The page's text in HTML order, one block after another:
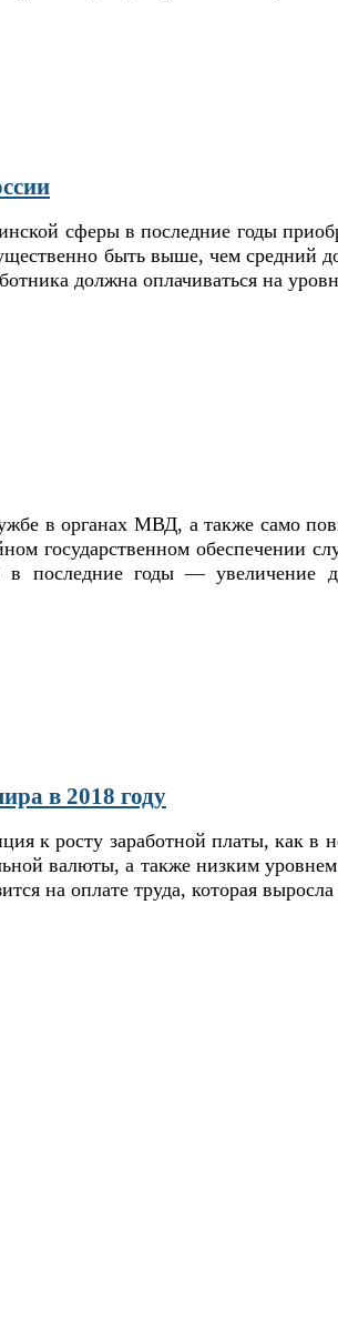
сферы в последние годы
быть выше, чем средний
должна оплачиваться на
в органах МВД, а также само
государственном
годы — увеличение
в 2018 году
к росту заработной платы,
валюты, а также низким
на оплате труда, которая